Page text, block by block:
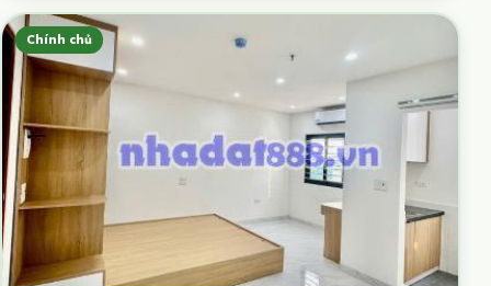
Chính chủ